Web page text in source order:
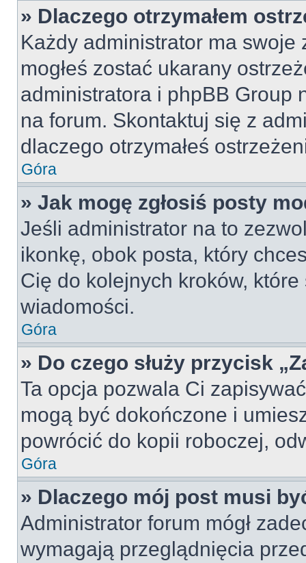
» Dlaczego otrzymałem
Każdy administrator ma swoje
mogłeś zostać ukarany
administratora i phpBB Group
na forum. Skontaktuj się z
dlaczego otrzymałeś
Góra
» Jak mogę zgłosiś posty
Jeśli administrator na to
ikonkę, obok posta, który
Cię do kolejnych kroków,
wiadomości.
Góra
» Do czego służy przycisk
Ta opcja pozwala Ci
mogą być dokończone i
powrócić do kopii roboczej,
Góra
» Dlaczego mój post musi
Administrator forum mógł
wymagają przeglądnięcia